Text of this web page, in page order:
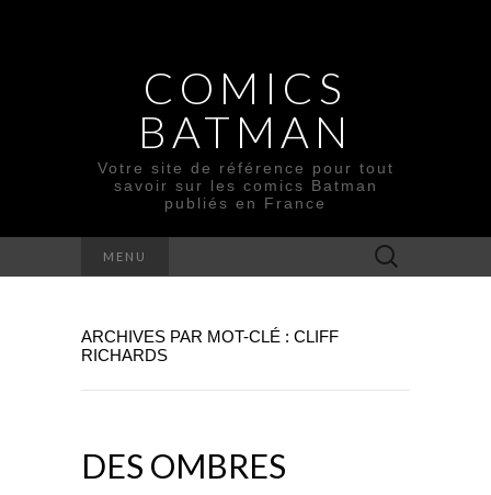
COMICS
BATMAN
Votre site de référence pour tout
savoir sur les comics Batman
publiés en France
MENU Rechercher :
ARCHIVES PAR MOT-CLÉ : CLIFF
RICHARDS
DES OMBRES